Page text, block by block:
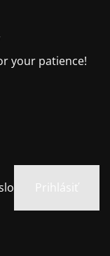
your patience!